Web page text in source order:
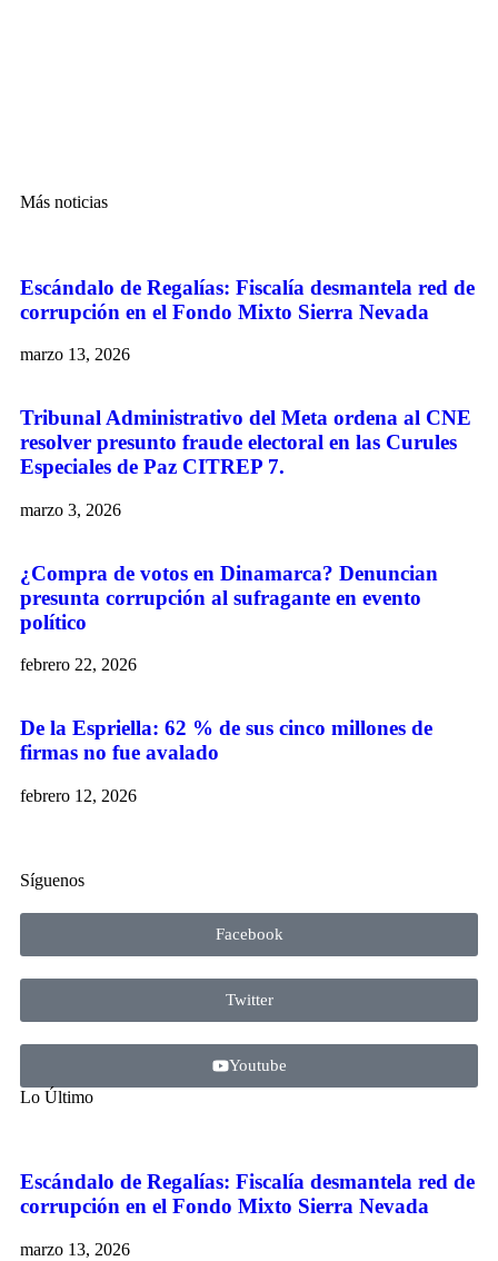
Más noticias
Escándalo de Regalías: Fiscalía desmantela red de
corrupción en el Fondo Mixto Sierra Nevada
marzo 13, 2026
Tribunal Administrativo del Meta ordena al CNE
resolver presunto fraude electoral en las Curules
Especiales de Paz CITREP 7.
marzo 3, 2026
¿Compra de votos en Dinamarca? Denuncian
presunta corrupción al sufragante en evento
político
febrero 22, 2026
De la Espriella: 62 % de sus cinco millones de
firmas no fue avalado
febrero 12, 2026
Síguenos
Facebook
Twitter
Youtube
Lo Último
Escándalo de Regalías: Fiscalía desmantela red de
corrupción en el Fondo Mixto Sierra Nevada
marzo 13, 2026